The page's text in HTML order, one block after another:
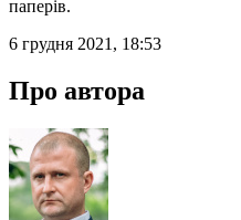
паперів.
6 грудня 2021, 18:53
Про автора